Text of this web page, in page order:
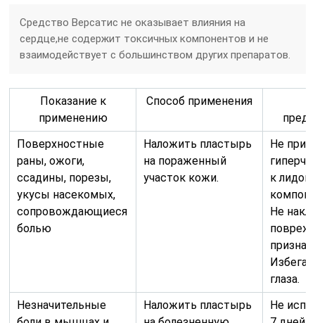
Средство Версатис не оказывает влияния на
сердце,не содержит токсичных компонентов и не
взаимодействует с большинством других препаратов.
Показание к
применению
Способ применения
Поверхностные
раны, ожоги,
ссадины, порезы,
укусы насекомых,
сопровождающиеся
болью
Наложить пластырь
на пораженный
участок кожи.
Не
к
Не
глаза.
Незначительные
Наложить пластырь
Не